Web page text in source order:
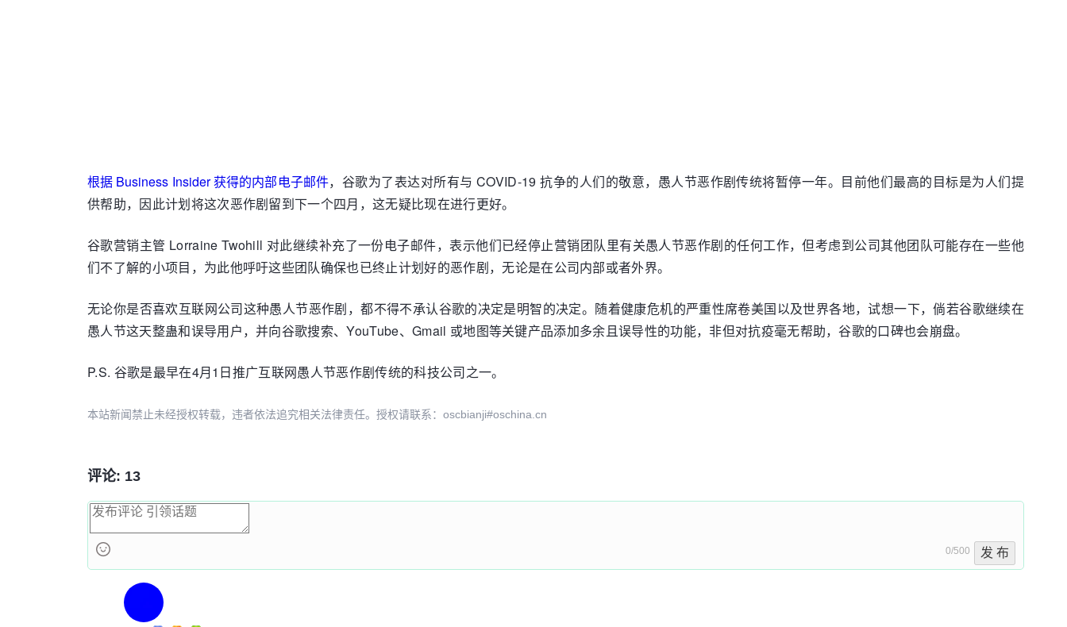
根据 Business Insider 获得的内部电子邮件，谷歌为了表达对所有与 COVID-19 抗争的人们的敬意，愚人节恶作剧传统将暂停一年。目前他们最高的目标是为人们提
供帮助，因此计划将这次恶作剧留到下一个四月，这无疑比现在进行更好。
谷歌营销主管 Lorraine Twohill 对此继续补充了一份电子邮件，表示他们已经停止营销团队里有关愚人节恶作剧的任何工作，但考虑到公司其他团队可能存在一些他
们不了解的小项目，为此他呼吁这些团队确保也已终止计划好的恶作剧，无论是在公司内部或者外界。
无论你是否喜欢互联网公司这种愚人节恶作剧，都不得不承认谷歌的决定是明智的决定。随着健康危机的严重性席卷美国以及世界各地，试想一下，倘若谷歌继续在
愚人节这天整蛊和误导用户，并向谷歌搜索、YouTube、Gmail 或地图等关键产品添加多余且误导性的功能，非但对抗疫毫无帮助，谷歌的口碑也会崩盘。
P.S. 谷歌是最早在4月1日推广互联网愚人节恶作剧传统的科技公司之一。
本站新闻禁止未经授权转载，违者依法追究相关法律责任。授权请联系：oscbianji#oschina.cn
评论: 13
0/500 发 布